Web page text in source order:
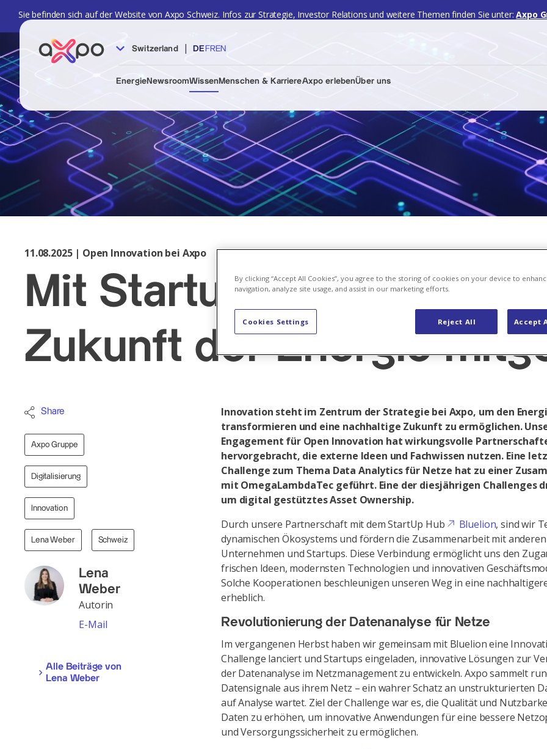
Sie befinden sich auf der Website von Axpo Schweiz. Infos zur Strategie, Investor Relations und weitere Themen finden Sie unter: Axpo
Switzerland | DE FREN
EnergieNewsroomWissenMenschen & KarriereAxpo erlebenÜber uns
11.08.2025 | Open Innovation bei Axpo
Mit Startup-
Zukunft der Energie
Share
Axpo Gruppe
Digitalisierung
Innovation
Lena Weber Schweiz
Lena
Weber
Autorin
E-Mail
Alle Beiträge von
Lena Weber
Innovation steht im Zentrum der Strategie bei Axpo, um den
transformieren und eine nachhaltige Zukunft zu ermöglichen.
Engagement für Open Innovation hat wirkungsvolle
hervorgebracht, die externe Ideen und Fachwissen nutzen. Eine
Challenge zum Thema Data Analytics für Netze hat zu einer
mit OmegaLambdaTec geführt. Eine der diesjährigen Challenges
um digital gestütztes Asset Ownership.
Durch unsere Partnerschaft mit dem StartUp Hub
Bluelion, sind wir
dynamischen Ökosystems und fördern die Zusammenarbeit mit anderen
Unternehmen und Startups. Diese Verbindung ermöglicht uns den
frischen Ideen, modernsten Technologien und innovativen
Solche Kooperationen beschleunigen unseren Weg in eine
erheblich.
Revolutionierung der Datenanalyse für Netze
Im vergangenen Herbst haben wir gemeinsam mit Bluelion eine
Challenge lanciert und Startups eingeladen, innovative Lösungen zur
der Datenanalyse im Netzmanagement zu entwickeln. Axpo sammelt
Datensignale aus ihrem Netz – ein wahrer Schatz an unstrukturierten
auf Analyse wartet. Ziel der Challenge war es, die Qualität und
Daten zu erhöhen, um innovative Anwendungen für eine bessere
und Versorgungssicherheit zu ermöglichen.
By clicking “Accept All Cookies”, you agree to the storing of cookies on your device to
navigation, analyze site usage, and assist in our marketing efforts.
Reject All Accept
Cookies Settings